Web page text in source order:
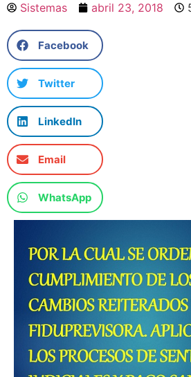
Sistemas abril 23, 2018
Facebook
Twitter
LinkedIn
Email
WhatsApp